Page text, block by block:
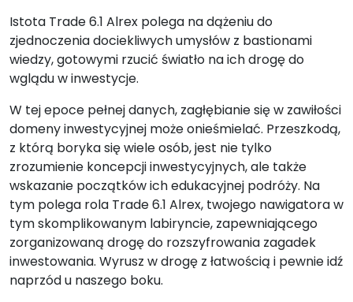
Istota Trade 6.1 Alrex polega na dążeniu do
zjednoczenia dociekliwych umysłów z bastionami
wiedzy, gotowymi rzucić światło na ich drogę do
wglądu w inwestycje.
W tej epoce pełnej danych, zagłębianie się w zawiłości
domeny inwestycyjnej może onieśmielać. Przeszkodą,
z którą boryka się wiele osób, jest nie tylko
zrozumienie koncepcji inwestycyjnych, ale także
wskazanie początków ich edukacyjnej podróży. Na
tym polega rola Trade 6.1 Alrex, twojego nawigatora w
tym skomplikowanym labiryncie, zapewniającego
zorganizowaną drogę do rozszyfrowania zagadek
inwestowania. Wyrusz w drogę z łatwością i pewnie idź
naprzód u naszego boku.